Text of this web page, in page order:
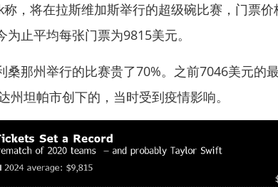
将在拉斯维加斯举行的超级碗比赛，门票价
止平均每张门票为9815美元。
那州举行的比赛贵了70%。之前7046美元的
州坦帕市创下的，当时受到疫情影响。